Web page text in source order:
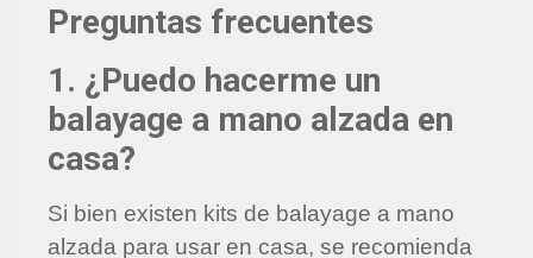
Preguntas frecuentes
1. ¿Puedo hacerme un
balayage a mano alzada en
casa?
Si bien existen kits de balayage a mano
alzada para usar en casa, se recomienda